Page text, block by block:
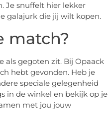
Je snuffelt hier lekker
galajurk die jij wilt kopen.
match?
als gegoten zit. Bij Opaack
hebt gevonden. Heb je
speciale gelegenheid
in de winkel en bekijk op je
met jou jouw